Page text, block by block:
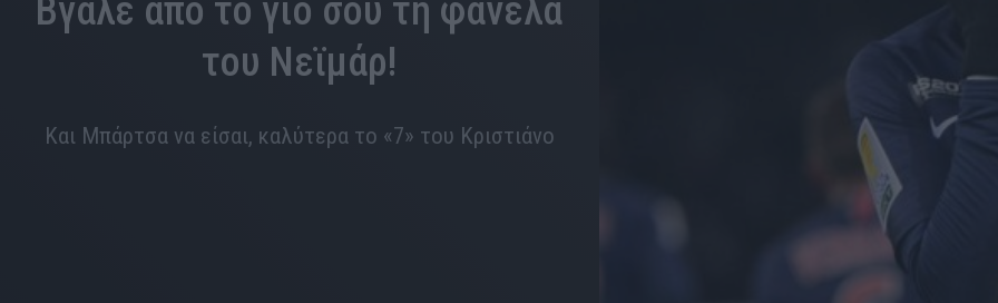
Βγάλε από το γιο σου τη φανέλα
του Νεϊμάρ!
Και Μπάρτσα να είσαι, καλύτερα το «7» του Κριστιάνο